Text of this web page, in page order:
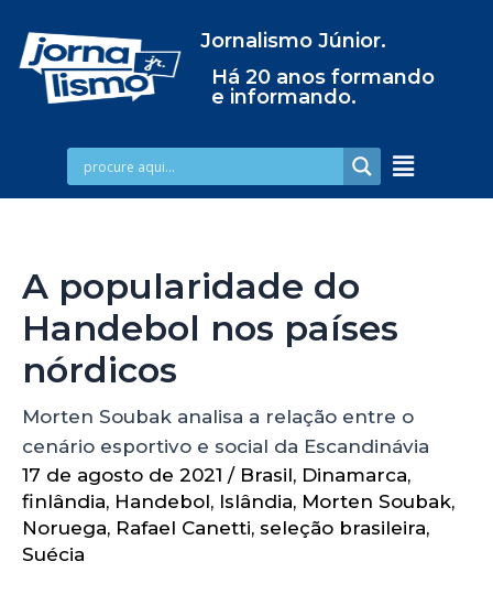
Jornalismo Júnior.
Há 20 anos formando
e informando.
A popularidade do
Handebol nos países
nórdicos
Morten Soubak analisa a relação entre o
cenário esportivo e social da Escandinávia
17 de agosto de 2021 / Brasil, Dinamarca,
finlândia, Handebol, Islândia, Morten Soubak,
Noruega, Rafael Canetti, seleção brasileira,
Suécia